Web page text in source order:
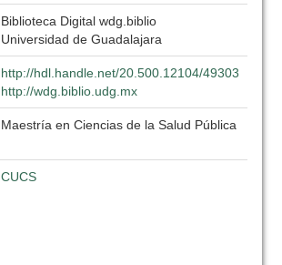
Biblioteca Digital wdg.biblio
Universidad de Guadalajara
http://hdl.handle.net/20.500.12104/49303
http://wdg.biblio.udg.mx
Maestría en Ciencias de la Salud Pública
CUCS